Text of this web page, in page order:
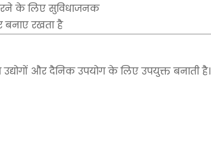
के लिए सुविधाजनक
बनाए रखता है
और दैनिक उपयोग के लिए उपयुक्त बनाती है।